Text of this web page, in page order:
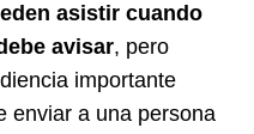
asistir cuando
avisar, pero
importante
enviar a una persona